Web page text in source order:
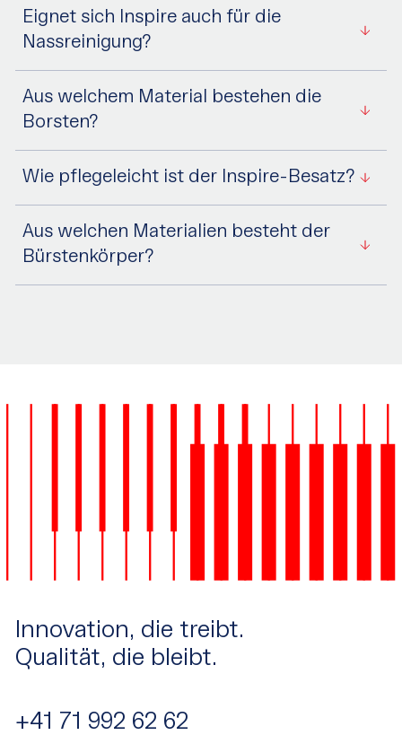
Eignet sich Inspire auch für die
Nassreinigung?
Aus welchem Material bestehen die
Borsten?
Wie pflegeleicht ist der Inspire-Besatz?
Aus welchen Materialien besteht der
Bürstenkörper?
Innovation, die treibt.
Qualität, die bleibt.
+41 71 992 62 62